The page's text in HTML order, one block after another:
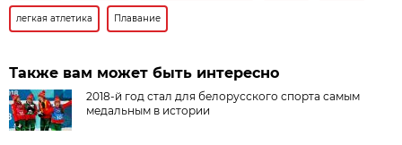
легкая атлетика Плавание
Также вам может быть интересно
2018-й год стал для белорусского спорта самым
медальным в истории